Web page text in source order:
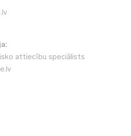
attiecību speciālists